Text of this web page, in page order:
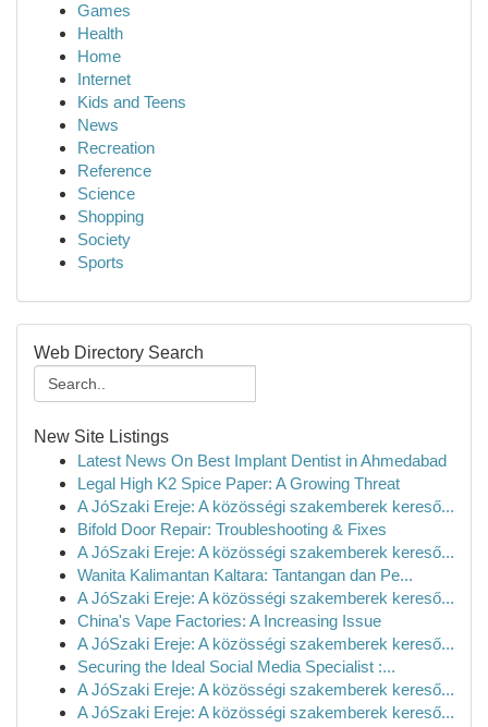
Games
Health
Home
Internet
Kids and Teens
News
Recreation
Reference
Science
Shopping
Society
Sports
Web Directory Search
New Site Listings
Latest News On Best Implant Dentist in Ahmedabad
Legal High K2 Spice Paper: A Growing Threat
A JóSzaki Ereje: A közösségi szakemberek kereső...
Bifold Door Repair: Troubleshooting & Fixes
A JóSzaki Ereje: A közösségi szakemberek kereső...
Wanita Kalimantan Kaltara: Tantangan dan Pe...
A JóSzaki Ereje: A közösségi szakemberek kereső...
China's Vape Factories: A Increasing Issue
A JóSzaki Ereje: A közösségi szakemberek kereső...
Securing the Ideal Social Media Specialist :...
A JóSzaki Ereje: A közösségi szakemberek kereső...
A JóSzaki Ereje: A közösségi szakemberek kereső...